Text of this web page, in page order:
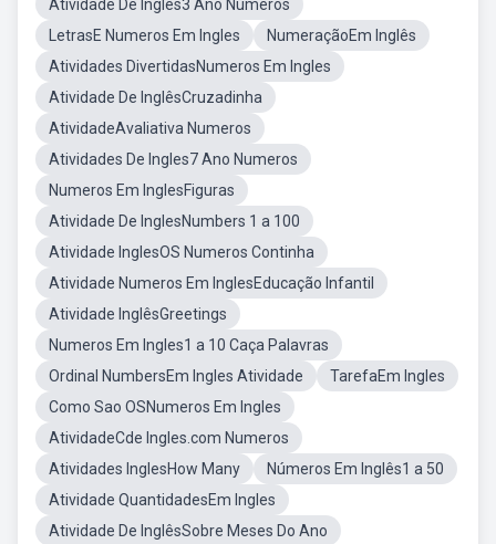
Atividade De Inglês3 Ano Números
LetrasE Numeros Em Ingles
NumeraçãoEm Inglês
Atividades DivertidasNumeros Em Ingles
Atividade De InglêsCruzadinha
AtividadeAvaliativa Numeros
Atividades De Ingles7 Ano Numeros
Numeros Em InglesFiguras
Atividade De InglesNumbers 1 a 100
Atividade InglesOS Numeros Continha
Atividade Numeros Em InglesEducação Infantil
Atividade InglêsGreetings
Numeros Em Ingles1 a 10 Caça Palavras
Ordinal NumbersEm Ingles Atividade
TarefaEm Ingles
Como Sao OSNumeros Em Ingles
AtividadeCde Ingles.com Numeros
Atividades InglesHow Many
Números Em Inglês1 a 50
Atividade QuantidadesEm Ingles
Atividade De InglêsSobre Meses Do Ano